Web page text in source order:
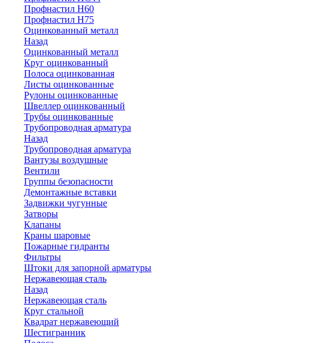
Профнастил Н60
Профнастил Н75
Оцинкованный металл
Назад
Оцинкованный металл
Круг оцинкованный
Полоса оцинкованная
Листы оцинкованные
Рулоны оцинкованные
Швеллер оцинкованный
Трубы оцинкованные
Трубопроводная арматура
Назад
Трубопроводная арматура
Вантузы воздушные
Вентили
Группы безопасности
Демонтажные вставки
Задвижки чугунные
Затворы
Клапаны
Краны шаровые
Пожарные гидранты
Фильтры
Штоки для запорной арматуры
Нержавеющая сталь
Назад
Нержавеющая сталь
Круг стальной
Квадрат нержавеющий
Шестигранник